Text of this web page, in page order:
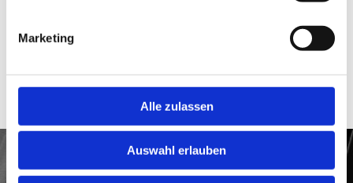
Marketing
Alle zulassen
Auswahl erlauben
uns, einem erfahrenen Dachdeckerbetrieb aus
Leipzig, überzeugen. Unsere Geschäftsräume
Leipzig.